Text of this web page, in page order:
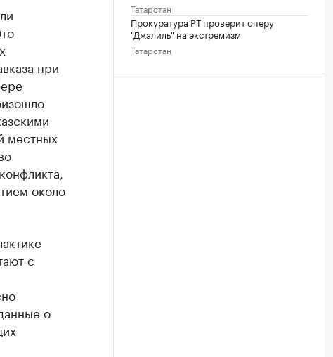
при
местных
около
с
о
Татарстан
Прокуратура РТ проверит оперу
"Джалиль" на экстремизм
Татарстан